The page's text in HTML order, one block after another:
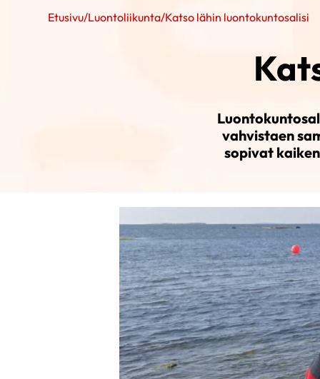
Etusivu/Luontoliikunta/Katso lähin luontokuntosalisi
vahvistaen
sopivat